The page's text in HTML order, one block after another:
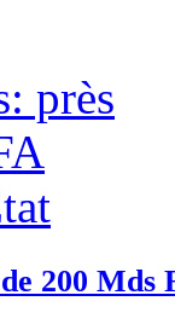
200 Mds